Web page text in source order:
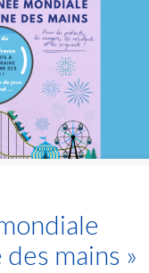
mains »